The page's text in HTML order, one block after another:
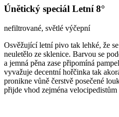
Únětický speciál Letní 8°
nefiltrované, světlé výčepní
Osvěžující letní pivo tak lehké, že
neuletělo ze sklenice. Barvou se
a jemná pěna zase připomíná
vyvažuje decentní hořčinka tak
pronikne vůně čerstvě posečené
přijde vhod zejména velocipedistům